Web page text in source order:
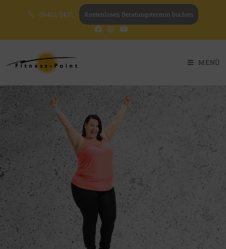
06462-5437 Kostenlosen Beratungstermin buchen
MENÜ